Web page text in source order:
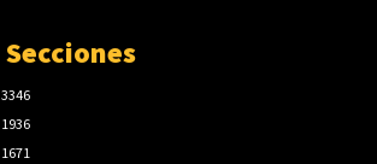
Secciones
3346
1936
1671